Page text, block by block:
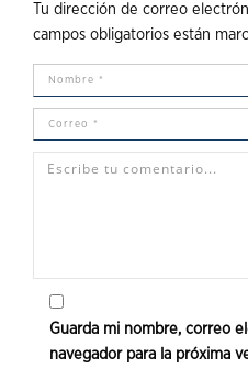
Tu dirección de correo
campos obligatorios están
Guarda mi nombre, correo
navegador para la próxima